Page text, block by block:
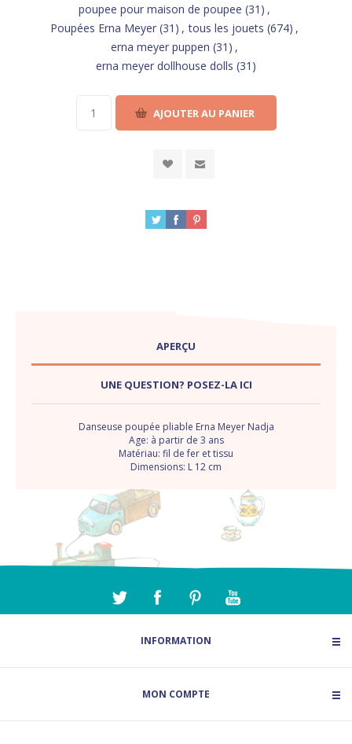
poupee pour maison de poupee (31) ,
Poupées Erna Meyer (31) , tous les jouets (674) ,
erna meyer puppen (31) ,
erna meyer dollhouse dolls (31)
APERÇU
UNE QUESTION? POSEZ-LA ICI
Danseuse poupée pliable Erna Meyer Nadja
Age: à partir de 3 ans
Matériau: fil de fer et tissu
Dimensions: L 12 cm
INFORMATION
MON COMPTE